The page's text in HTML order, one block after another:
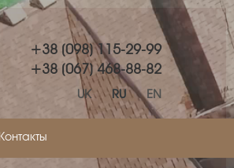
+38 (098) 115-29-99
+38 (067) 468-88-82
UK RU EN
Контакты